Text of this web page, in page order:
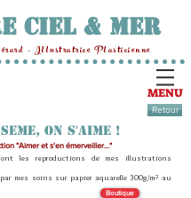
Ciel & Mer
- Illustratrice Plasticienne
MENU
Retour
ON S'AIME !
"Aimer et s'en émerveiller..."
les reproductions de mes illustrations
mes soins sur papier aquarelle 300g/m² au
Boutique